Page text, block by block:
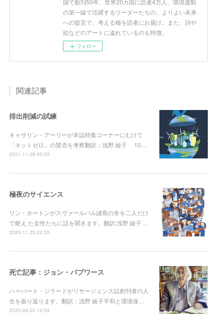
の第一線で活躍するリーダーたちの、よりよい未来
への提言で、考える糧を読者にお届け。また、詩や
絵などのアートに溢れているのも特徴。
フォロー
関連記事
排出削減の試練
キャサリン・アーリーが本誌特集コーナーにむけて
「ネットゼロ」の賛否を考察翻訳：浅野 綾子 10…
2021.11.08 03:05
極夜のサイエンス
リン・ホートンがスヴァールバル諸島の冬を二人だけ
で耐え た女性たちに話を聞きます。翻訳:浅野 綾子 …
2020.11.25 22:55
死亡記事：ジョン・パプワース
ハーバート・ジラードがリサージェンス誌創刊者の人
生を振り返ります。翻訳：浅野 綾子平和と環境保…
2020.09.25 12:04